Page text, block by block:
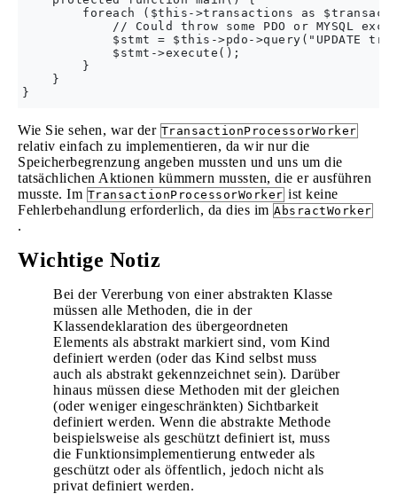
foreach ($this->transactions as
// Could throw some PDO or MYSQL
$stmt = $this->pdo->query("UPDATE
            $stmt->execute();
        }
    }
Wie Sie sehen, war der TransactionProcessorWorker
relativ einfach zu implementieren, da wir nur die
Speicherbegrenzung angeben mussten und uns um die
tatsächlichen Aktionen kümmern mussten, die er ausführen
musste. Im TransactionProcessorWorker ist keine
Fehlerbehandlung erforderlich, da dies im AbsractWorker
.
Wichtige Notiz
Bei der Vererbung von einer abstrakten Klasse
müssen alle Methoden, die in der
Klassendeklaration des übergeordneten
Elements als abstrakt markiert sind, vom Kind
definiert werden (oder das Kind selbst muss
auch als abstrakt gekennzeichnet sein). Darüber
hinaus müssen diese Methoden mit der gleichen
(oder weniger eingeschränkten) Sichtbarkeit
definiert werden. Wenn die abstrakte Methode
beispielsweise als geschützt definiert ist, muss
die Funktionsimplementierung entweder als
geschützt oder als öffentlich, jedoch nicht als
privat definiert werden.